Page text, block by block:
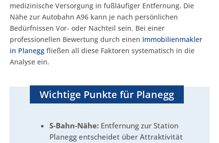
medizinische Versorgung in fußläufiger Entfernung. Die
Nähe zur Autobahn A96 kann je nach persönlichen
Bedürfnissen Vor- oder Nachteil sein. Bei einer
professionellen Bewertung durch einen Immobilienmakler
in Planegg fließen all diese Faktoren systematisch in die
Analyse ein.
Wichtige Punkte für Planegg
S-Bahn-Nähe: Entfernung zur Station
Planegg entscheidet über Attraktivität